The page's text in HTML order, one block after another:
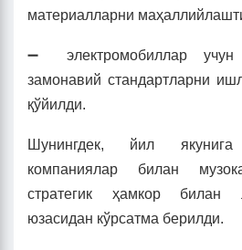
материалларни
➖ электромобиллар
замонавий стандартларни
қўйилди.
Шунингдек, йил
компаниялар билан
стратегик ҳамкор билан
юзасидан кўрсатма берилди.